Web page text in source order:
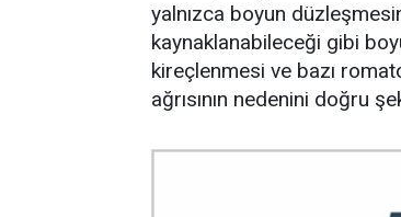
yalnızca boyun
kaynaklanabileceği gibi
kireçlenmesi ve bazı
ağrısının nedenini doğru